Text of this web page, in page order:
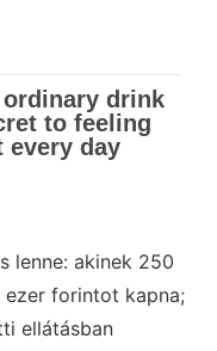
lenne: akinek 250
forintot kapna;
ellátásban